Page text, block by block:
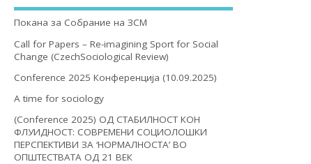
Покана за Собрание на ЗСМ
Call for Papers – Re-imagining Sport for Social
Change (CzechSociological Review)
Conference 2025 Конференција (10.09.2025)
A time for sociology
(Conference 2025) ОД СТАБИЛНОСТ КОН
ФЛУИДНОСТ: СОВРЕМЕНИ СОЦИОЛОШКИ
ПЕРСПЕКТИВИ ЗА ‘НОРМАЛНОСТА’ ВО
ОПШТЕСТВАТА ОД 21 ВЕК